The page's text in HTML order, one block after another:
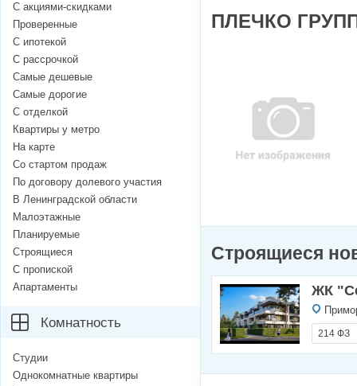
ПЛЕЧКО
Строящиеся
ЖК
214 ФЗ
С акциями-скидками
Проверенные
С ипотекой
С рассрочкой
Самые дешевые
Самые дорогие
С отделкой
Квартиры у метро
На карте
Со стартом продаж
По договору долевого участия
В Ленинградской области
Малоэтажные
Планируемые
Строящиеся
С пропиской
Апартаменты
Комнатность
Студии
Однокомнатные квартиры